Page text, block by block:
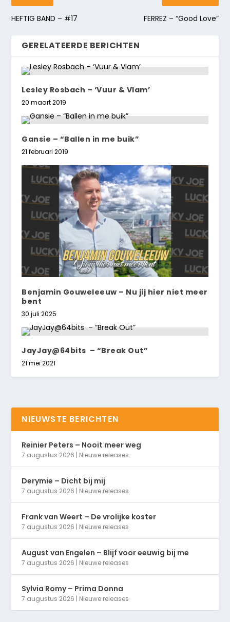
HEFTIG BAND – #17 FERREZ – “Good Love”
GERELATEERDE BERICHTEN
Lesley Rosbach – ‘Vuur & Vlam’
20 maart 2019
Gansie – “Ballen in me buik”
21 februari 2019
Benjamin Gouweleeuw – Nu jij hier niet meer
bent
30 juli 2025
JayJay@64bits – “Break Out”
21 mei 2021
NIEUWSTE BERICHTEN
Reinier Peters – Nooit meer weg
7 augustus 2026 | Nieuwe releases
Derymie – Dicht bij mij
7 augustus 2026 | Nieuwe releases
Frank van Weert – De vrolijke koster
7 augustus 2026 | Nieuwe releases
August van Engelen – Blijf voor eeuwig bij me
7 augustus 2026 | Nieuwe releases
Sylvia Romy – Prima Donna
7 augustus 2026 | Nieuwe releases